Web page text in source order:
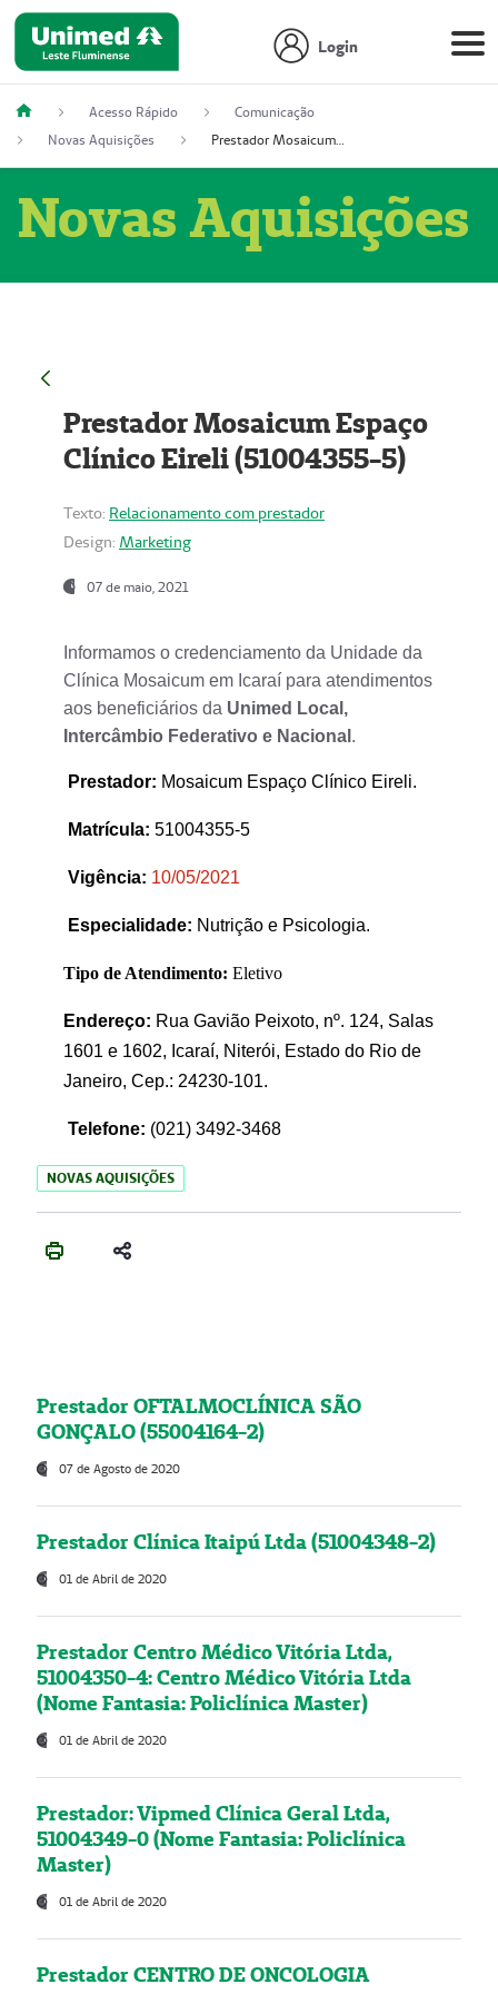
Login
Acesso Rápido
Comunicação
Novas Aquisições
Prestador Mosaicum Espaço Clínico Eireli (51004355-5)
Novas Aquisições
Prestador Mosaicum Espaço
Clínico Eireli (51004355-5)
Texto: Relacionamento com prestador
Design: Marketing
07 de maio, 2021
Informamos o credenciamento da Unidade da
Clínica Mosaicum em Icaraí para atendimentos
aos beneficiários da Unimed Local,
Intercâmbio Federativo e Nacional .
Prestador: Mosaicum Espaço Clínico Eireli.
Matrícula: 51004355-5
Vigência: 10/05/2021
Especialidade: Nutrição e Psicologia.
Tipo de Atendimento: Eletivo
Endereço: Rua Gavião Peixoto, nº. 124, Salas
1601 e 1602, Icaraí, Niterói, Estado do Rio de
Janeiro, Cep.: 24230-101.
Telefone: (021) 3492-3468
NOVAS AQUISIÇÕES
Prestador OFTALMOCLÍNICA SÃO
GONÇALO (55004164-2)
07 de Agosto de 2020
Prestador Clínica Itaipú Ltda (51004348-2)
01 de Abril de 2020
Prestador Centro Médico Vitória Ltda,
51004350-4: Centro Médico Vitória Ltda
(Nome Fantasia: Policlínica Master)
01 de Abril de 2020
Prestador: Vipmed Clínica Geral Ltda,
51004349-0 (Nome Fantasia: Policlínica
Master)
01 de Abril de 2020
Prestador CENTRO DE ONCOLOGIA